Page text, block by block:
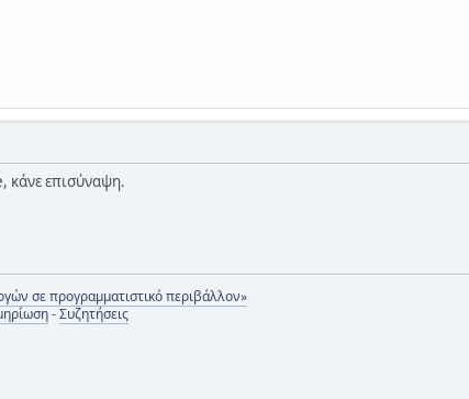
κάνε επισύναψη.
σε προγραμματιστικό περιβάλλον»
-Συζητήσεις